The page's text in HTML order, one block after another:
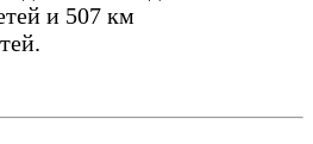
и 507 км